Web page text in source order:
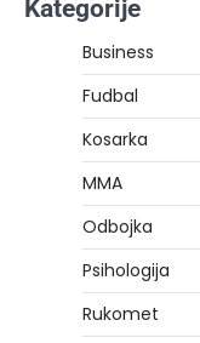
Kategorije
Business
Fudbal
Kosarka
MMA
Odbojka
Psihologija
Rukomet